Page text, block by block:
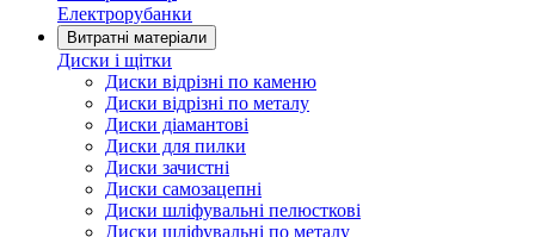
Електрорубанки
Витратні матеріали
Диски і щітки
Диски відрізні по каменю
Диски відрізні по металу
Диски діамантові
Диски для пилки
Диски зачистні
Диски самозацепні
Диски шліфувальні пелюсткові
Диски шліфувальні по металу